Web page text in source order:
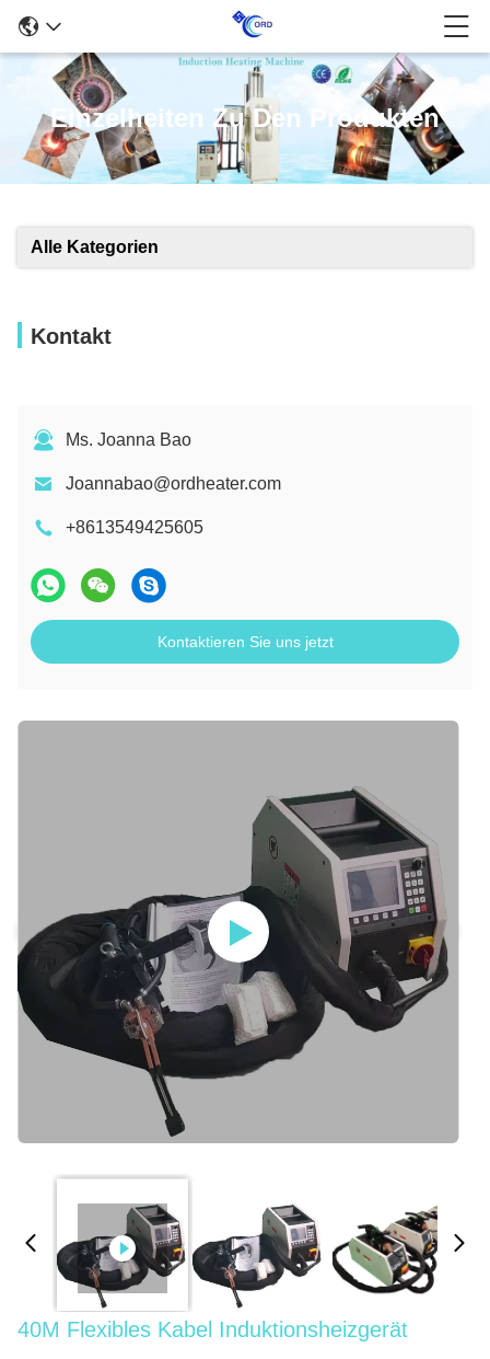
Einzelheiten Zu Den Produkten
Alle Kategorien
Kontakt
Ms. Joanna Bao
Joannabao@ordheater.com
+8613549425605
Kontaktieren Sie uns jetzt
40M Flexibles Kabel Induktionsheizgerät